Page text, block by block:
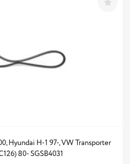
Hyundai H-1 97-, VW Transporter
80- SGSB4031